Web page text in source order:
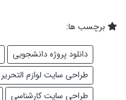
برچسب ها:
دانلود پروژه دانشجویی
طراحی سایت لوازم التحریر
طراحی سایت کارشناسی